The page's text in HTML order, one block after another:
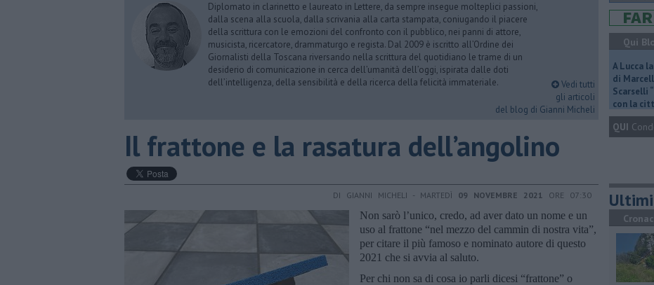
Diplomato in clarinetto e laureato in Lettere, da sempre insegue molteplici passioni,
dalla scena alla scuola, dalla scrivania alla carta stampata, coniugando il piacere
della scrittura con le emozioni del confronto con il pubblico, nei panni di attore,
musicista, ricercatore, drammaturgo e regista. Dal 2009 è iscritto all’Ordine dei
Giornalisti della Toscana riversando nella scrittura del quotidiano le trame di un
desiderio di comunicazione in cerca dell’umanità dell’oggi, ispirata dalle doti
dell’intelligenza, della sensibilità e della ricerca della felicità immateriale.
Vedi tutti
gli articoli
del blog di Gianni Micheli
​Il frattone e la rasatura dell’angolino
DI GIANNI MICHELI - MARTEDÌ 09 NOVEMBRE 2021 ORE 07:30
Non sarò l’unico, credo, ad aver dato un nome e un
uso al frattone “nel mezzo del cammin di nostra vita”,
per citare il più famoso e nominato autore di questo
2021 che si avvia al saluto.
Per chi non sa di cosa io parli dicesi “frattone” o
Qui
A Lucca
di
Scarselli
con la
QUI